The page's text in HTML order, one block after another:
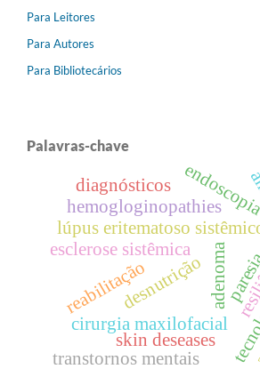
Para Leitores
Para Autores
Para Bibliotecários
Palavras-chave
adenoma
esclerose sistêmica
lúpus eritematoso
cirurgia maxilofacial
desnutrição
hemogloginopathies
skin deseases
diagnósticos
transtornos mentais
reabilitação